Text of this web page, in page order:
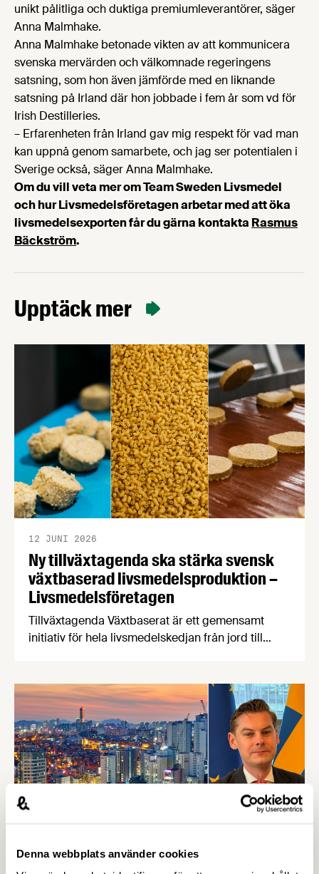
Denna webbplats använder cookies
unikt pålitliga och duktiga premiumleverantörer, säger
Anna Malmhake.
Anna Malmhake betonade vikten av att kommunicera
svenska mervärden och välkomnade regeringens
satsning, som hon även jämförde med en liknande
satsning på Irland där hon jobbade i fem år som vd för
Irish Destilleries.
– Erfarenheten från Irland gav mig respekt för vad man
kan uppnå genom samarbete, och jag ser potentialen i
Sverige också, säger Anna Malmhake.
Om du vill veta mer om Team Sweden Livsmedel
och hur Livsmedelsföretagen arbetar med att öka
livsmedelsexporten får du gärna kontakta Rasmus
Bäckström.
Upptäck mer
Ny tillväxtagenda ska stärka svensk
växtbaserad livsmedelsproduktion –
Livsmedelsföretagen
12 JUNI 2026
Tillväxtagenda Växtbaserat är ett gemensamt
initiativ för hela livsmedelskedjan från jord till
självförsörjningen och skapa nya jobb och
exportmöjligheter.